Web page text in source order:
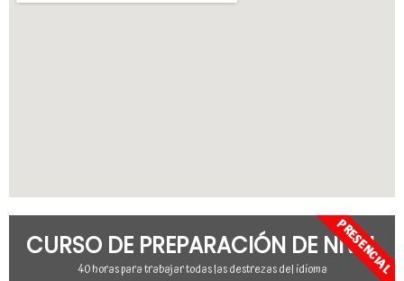
CURSO DE PREPARACIÓN DE NIVEL
40 horas para trabajar todas las destrezas del idioma PRESENCIAL